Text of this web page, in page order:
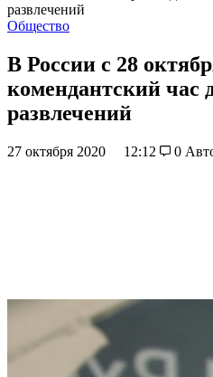
развлечений
Общество
В России с 28
комендантский час
развлечений
27 октября 2020 12:12 0